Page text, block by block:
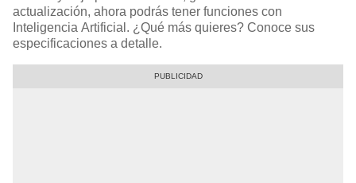
actualización, ahora podrás tener funciones con
Inteligencia Artificial. ¿Qué más quieres? Conoce sus
especificaciones a detalle.